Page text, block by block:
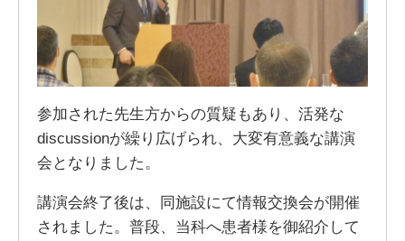
参加された先生方からの質疑もあり、活発な
discussionが繰り広げられ、大変有意義な講演
会となりました。
講演会終了後は、同施設にて情報交換会が開催
されました。普段、当科へ患者様を御紹介して